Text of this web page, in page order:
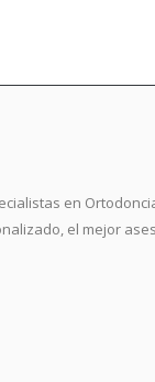
en
el mejor